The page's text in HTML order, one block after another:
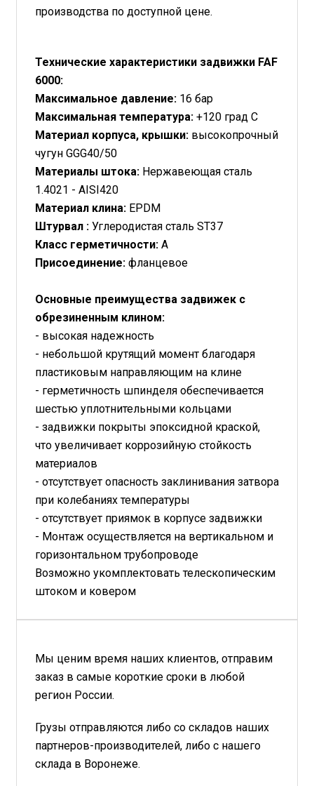
производства по доступной цене.
Технические характеристики задвижки FAF
6000:
Максимальное давление: 16 бар
Максимальная температура: +120 град С
Материал корпуса, крышки: высокопрочный
чугун GGG40/50
Материалы штока: Нержавеющая сталь
1.4021 - AISI420
Материал клина: EPDM
Штурвал : Углеродистая сталь ST37
Класс герметичности: А
Присоединение: фланцевое
Основные преимущества задвижек с
обрезиненным клином:
- высокая надежность
- небольшой крутящий момент благодаря
пластиковым направляющим на клине
- герметичность шпинделя обеспечивается
шестью уплотнительными кольцами
- задвижки покрыты эпоксидной краской,
что увеличивает коррозийную стойкость
материалов
- отсутствует опасность заклинивания затвора
при колебаниях температуры
- отсутствует приямок в корпусе задвижки
- Монтаж осуществляется на вертикальном и
горизонтальном трубопроводе
Возможно укомплектовать телескопическим
штоком и ковером
Мы ценим время наших клиентов, отправим
заказ в самые короткие сроки в любой
регион России.
Грузы отправляются либо со складов наших
партнеров-производителей, либо с нашего
склада в Воронеже.